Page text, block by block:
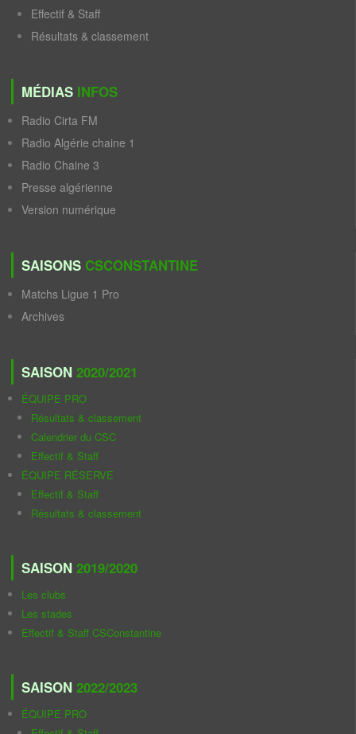
Effectif & Staff
Résultats & classement
MÉDIAS INFOS
Radio Cirta FM
Radio Algérie chaine 1
Radio Chaine 3
Presse algérienne
Version numérique
SAISONS CSCONSTANTINE
Matchs Ligue 1 Pro
Archives
SAISON 2020/2021
ÉQUIPE PRO
Résultats & classement
Calendrier du CSC
Effectif & Staff
ÉQUIPE RÉSERVE
Effectif & Staff
Résultats & classement
SAISON 2019/2020
Les clubs
Les stades
Effectif & Staff CSConstantine
SAISON 2022/2023
ÉQUIPE PRO